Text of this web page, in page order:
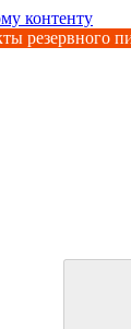
контенту
резервного